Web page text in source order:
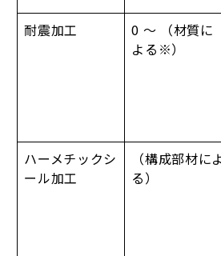
耐震加工
0 ～ （材質に
よる※）
ハーメチックシ
ール加工
（構成部材に
る）